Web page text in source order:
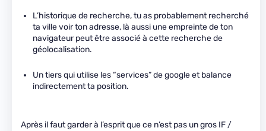
L’historique de recherche, tu as probablement recherché
ta ville voir ton adresse, là aussi une empreinte de ton
navigateur peut être associé à cette recherche de
géolocalisation.
Un tiers qui utilise les “services” de google et balance
indirectement ta position.
Après il faut garder à l’esprit que ce n’est pas un gros IF /